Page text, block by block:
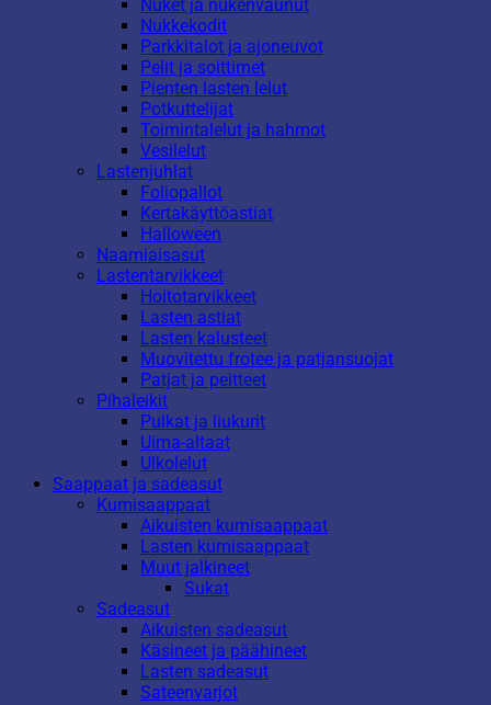
Nuket ja nukenvaunut
Nukkekodit
Parkkitalot ja ajoneuvot
Pelit ja soittimet
Pienten lasten lelut
Potkuttelijat
Toimintalelut ja hahmot
Vesilelut
Lastenjuhlat
Foliopallot
Kertakäyttöastiat
Halloween
Naamiaisasut
Lastentarvikkeet
Hoitotarvikkeet
Lasten astiat
Lasten kalusteet
Muovitettu frotee ja patjansuojat
Patjat ja peitteet
Pihaleikit
Pulkat ja liukurit
Uima-altaat
Ulkolelut
Saappaat ja sadeasut
Kumisaappaat
Aikuisten kumisaappaat
Lasten kumisaappaat
Muut jalkineet
Sukat
Sadeasut
Aikuisten sadeasut
Käsineet ja päähineet
Lasten sadeasut
Sateenvarjot